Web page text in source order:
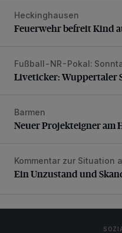
Feuerwehr befreit Kind
Heckinghausen
Feuerwehr befreit Kind
Liveticker: Wuppertaler
Fußball-NR-Pokal:
Liveticker: Wuppertaler
Neuer Projekteigner am
Barmen
Neuer Projekteigner am
Ein Unzustand und
Kommentar zur Situation
Ein Unzustand und